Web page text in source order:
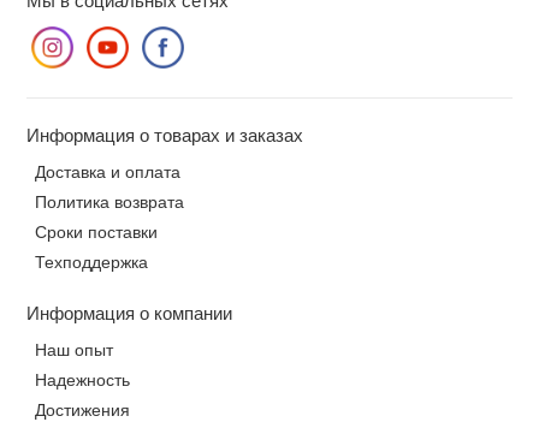
Информация о товарах и заказах
Доставка и оплата
Политика возврата
Сроки поставки
Техподдержка
Информация о компании
Наш опыт
Надежность
Достижения